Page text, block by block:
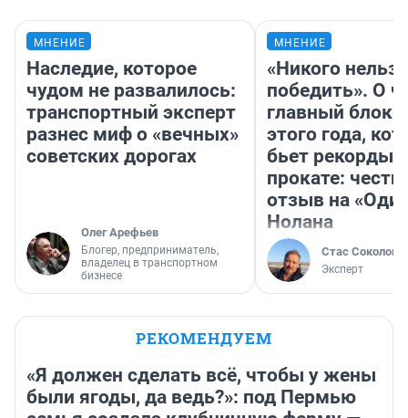
МНЕНИЕ
Наследие, которое
чудом не развалилось:
транспортный эксперт
разнес миф о «вечных»
советских дорогах
Олег Арефьев
Блогер, предприниматель,
владелец в транспортном
бизнесе
МНЕНИЕ
«Никого нельзя
победить». О
главный
этого года,
бьет рекорды в
прокате:
отзыв на
Нолана
Стас Соколов
Эксперт
РЕКОМЕНДУЕМ
«Я должен сделать всё, чтобы у жены
были ягоды, да ведь?»: под Пермью